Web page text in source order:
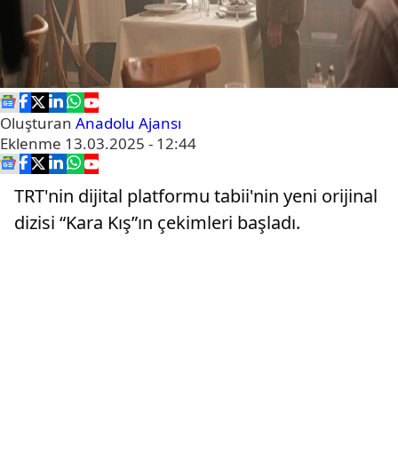
Oluşturan Anadolu Ajansı
Eklenme 13.03.2025 - 12:44
TRT'nin dijital platformu tabii'nin yeni orijinal
dizisi “Kara Kış”ın çekimleri başladı.